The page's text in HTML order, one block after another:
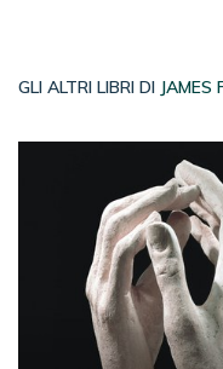
GLI ALTRI LIBRI DI JAMES